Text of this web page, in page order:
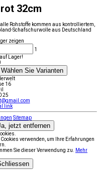
32cm
Rohstoffe kommen aus kontrolliertem,
Schafschurwolle aus Deutschland
zeigen
1
Lager!
Wählen Sie Varianten
16
25
link
Sitemap
jetzt entfernen
verwenden, um Ihre Erfahrungen
Sie dieser Verwendung zu.
Mehr